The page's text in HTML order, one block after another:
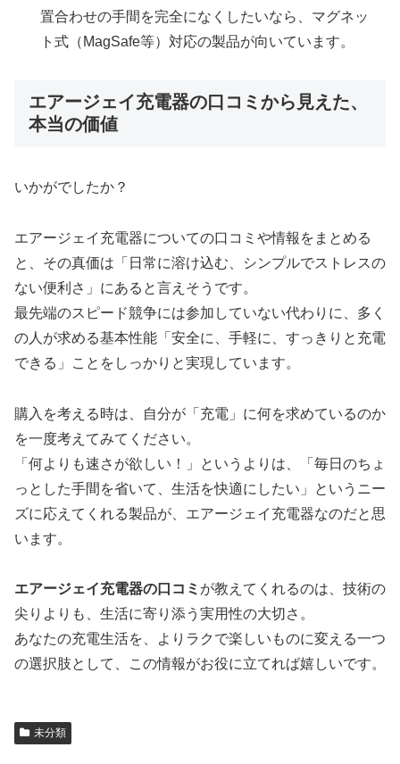
置合わせの手間を完全になくしたいなら、マグネッ
ト式（MagSafe等）対応の製品が向いています。
エアージェイ充電器の口コミから見えた、
本当の価値
いかがでしたか？
エアージェイ充電器についての口コミや情報をまとめる
と、その真価は「日常に溶け込む、シンプルでストレスの
ない便利さ」にあると言えそうです。
最先端のスピード競争には参加していない代わりに、多く
の人が求める基本性能「安全に、手軽に、すっきりと充電
できる」ことをしっかりと実現しています。
購入を考える時は、自分が「充電」に何を求めているのか
を一度考えてみてください。
「何よりも速さが欲しい！」というよりは、「毎日のちょ
っとした手間を省いて、生活を快適にしたい」というニー
ズに応えてくれる製品が、エアージェイ充電器なのだと思
います。
エアージェイ充電器の口コミ が教えてくれるのは、技術の
尖りよりも、生活に寄り添う実用性の大切さ。
あなたの充電生活を、よりラクで楽しいものに変える一つ
の選択肢として、この情報がお役に立てれば嬉しいです。
未分類